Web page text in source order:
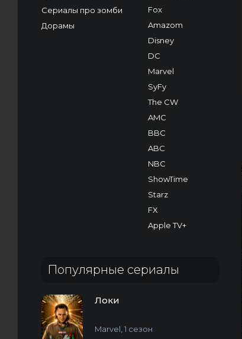
Сериалы про зомби
Дорамы
Fox
Amazom
Disney
DC
Marvel
SyFy
The CW
AMC
BBC
ABC
NBC
ShowTime
Starz
FX
Apple TV+
Популярные сериалы
Локи
Marvel, 1 сезон